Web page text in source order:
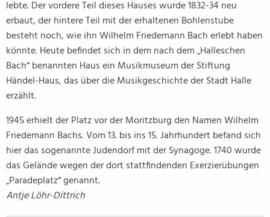
lebte. Der vordere Teil dieses Hauses wurde 1832-34 neu
erbaut, der hintere Teil mit der erhaltenen Bohlenstube
besteht noch, wie ihn Wilhelm Friedemann Bach erlebt haben
könnte. Heute befindet sich in dem nach dem „Halleschen
Bach“ benannten Haus ein Musikmuseum der Stiftung
Händel-Haus, das über die Musikgeschichte der Stadt Halle
erzählt.
1945 erhielt der Platz vor der Moritzburg den Namen Wilhelm
Friedemann Bachs. Vom 13. bis ins 15. Jahrhundert befand sich
hier das sogenannte Judendorf mit der Synagoge. 1740 wurde
das Gelände wegen der dort stattfindenden Exerzierübungen
„Paradeplatz“ genannt.
Antje Löhr-Dittrich